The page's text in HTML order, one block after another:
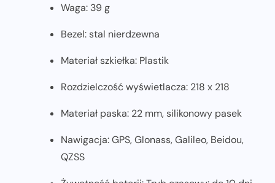
Waga: 39 g
Bezel: stal nierdzewna
Materiał szkiełka: Plastik
Rozdzielczość wyświetlacza: 218 x 218
Materiał paska: 22 mm, silikonowy pasek
Nawigacja: GPS, Glonass, Galileo, Beidou,
QZSS